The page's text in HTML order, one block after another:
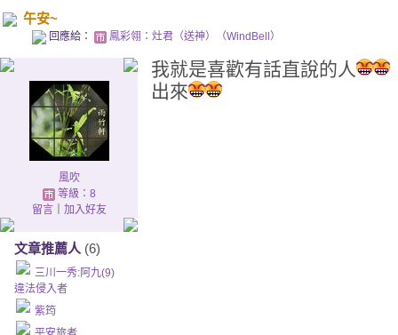
午安~
回應給： 鳳彩翎：灶君（送神）（WindBell）
風吹
等級：8
留言｜ 加入好友
文章推薦人 (6)
三川一秀:阿九(9)
違法侵入者
紫筠
我就是喜歡有話直說的人
出來